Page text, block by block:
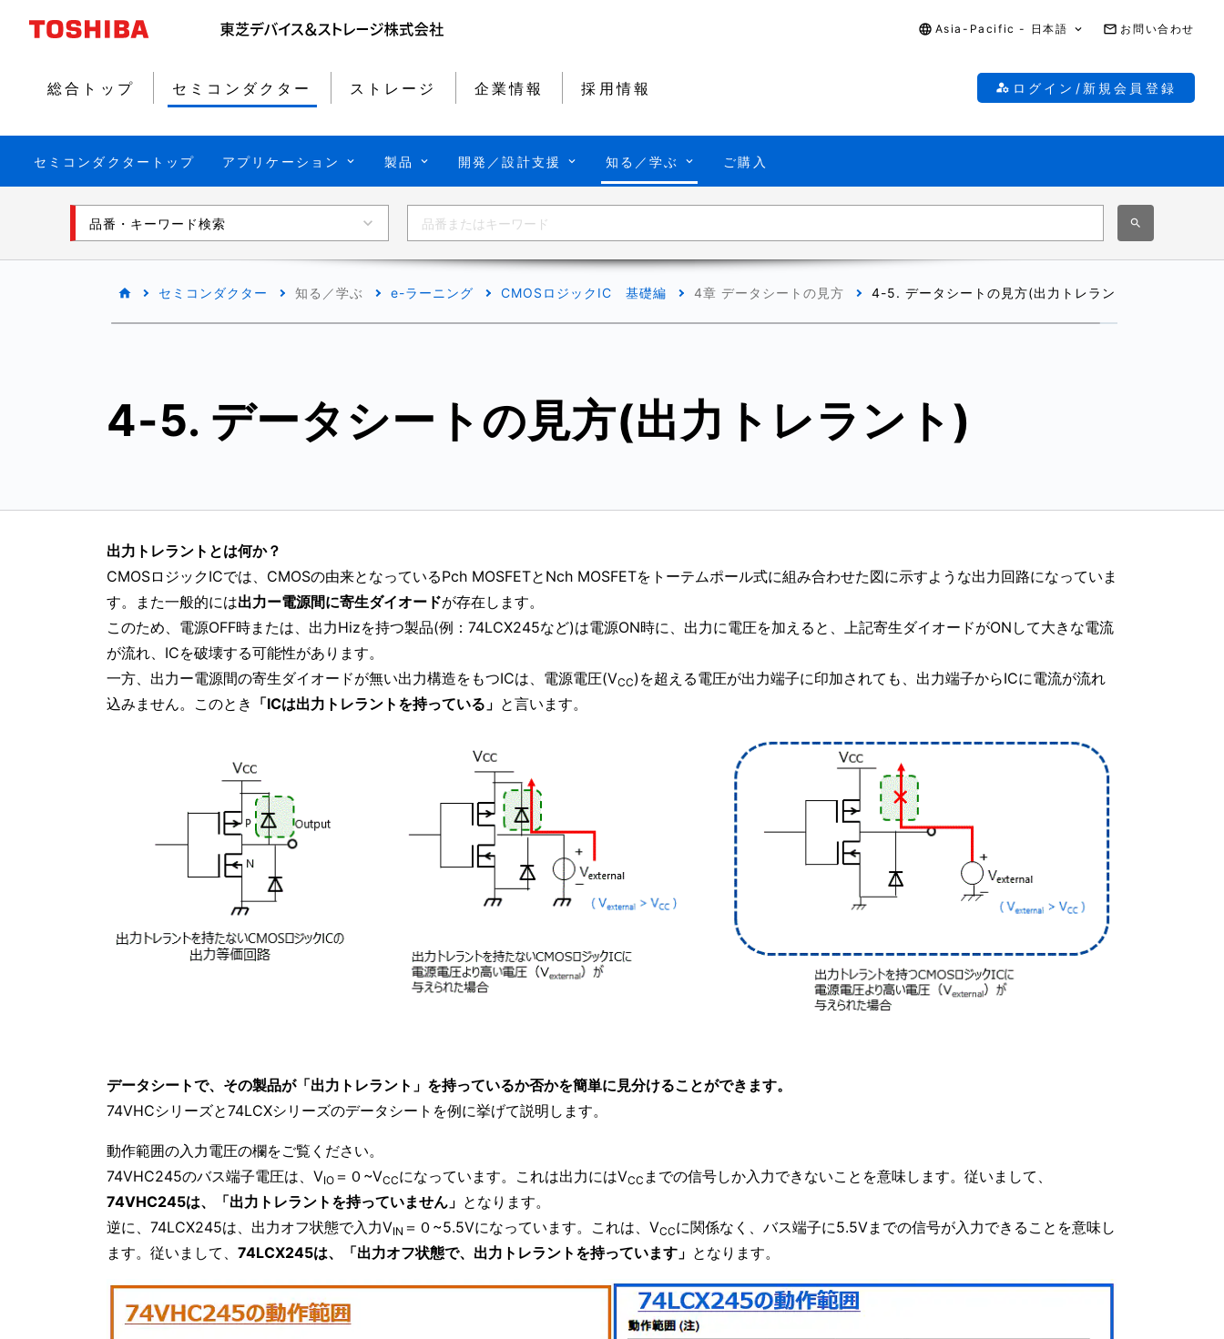
Asia-Pacific - 日本語 お問い合わせ
総合トップ セミコンダクター ストレージ 企業情報 採用情報 ログイン/新規会員登録
セミコンダクタートップ アプリケーション 製品 開発／設計支援 知る／学ぶ ご購入
品番・キーワード検索
セミコンダクター 知る／学ぶ e-ラーニング CMOSロジックIC 基礎編 4章 データシートの見方 4-5. データシートの見方(出力トレラント)
4-5. データシートの見方(出力トレラント)
出力トレラントとは何か？
CMOSロジックICでは、CMOSの由来となっているPch MOSFETとNch MOSFETをトーテムポール式に組み合わせた図に示すような出力回路になっていま
す。また一般的には出力ー電源間に寄生ダイオードが存在します。
このため、電源OFF時または、出力Hizを持つ製品(例：74LCX245など)は電源ON時に、出力に電圧を加えると、上記寄生ダイオードがONして大きな電流
が流れ、ICを破壊する可能性があります。
一方、出力ー電源間の寄生ダイオードが無い出力構造をもつICは、電源電圧(VCC)を超える電圧が出力端子に印加されても、出力端子からICに電流が流れ
込みません。このとき 「ICは出力トレラントを持っている」 と言います。
データシートで、その製品が「出力トレラント」を持っているか否かを簡単に見分けることができます。
74VHCシリーズと74LCXシリーズのデータシートを例に挙げて説明します。
動作範囲の入力電圧の欄をご覧ください。
74VHC245のバス端子電圧は、VIO ＝０~VCCになっています。これは出力にはVCC までの信号しか入力できないことを意味します。従いまして、
74VHC245は、「出力トレラントを持っていません」 となります。
逆に、74LCX245は、出力オフ状態で入力VIN ＝０~5.5Vになっています。これは、VCCに関係なく、バス端子に5.5Vまでの信号が入力できることを意味し
ます。従いまして、 74LCX245は、「出力オフ状態で、出力トレラントを持っています」 となります。